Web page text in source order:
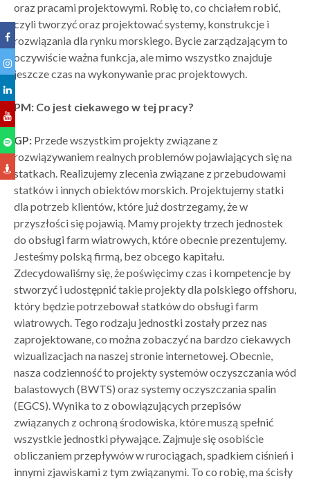
oraz pracami projektowymi. Robię to, co chciałem robić,
czyli tworzyć oraz projektować systemy, konstrukcje i
rozwiązania dla rynku morskiego. Bycie zarządzającym to
oczywiście ważna funkcja, ale mimo wszystko znajduje
jeszcze czas na wykonywanie prac projektowych.
PM: Co jest ciekawego w tej pracy?
GP: Przede wszystkim projekty związane z
rozwiązywaniem realnych problemów pojawiających się na
statkach. Realizujemy zlecenia związane z przebudowami
statków i innych obiektów morskich. Projektujemy statki
dla potrzeb klientów, które już dostrzegamy, że w
przyszłości się pojawią. Mamy projekty trzech jednostek
do obsługi farm wiatrowych, które obecnie prezentujemy.
Jesteśmy polską firmą, bez obcego kapitału.
Zdecydowaliśmy się, że poświęcimy czas i kompetencje by
stworzyć i udostępnić takie projekty dla polskiego offshoru,
który będzie potrzebował statków do obsługi farm
wiatrowych. Tego rodzaju jednostki zostały przez nas
zaprojektowane, co można zobaczyć na bardzo ciekawych
wizualizacjach na naszej stronie internetowej. Obecnie,
nasza codzienność to projekty systemów oczyszczania wód
balastowych (BWTS) oraz systemy oczyszczania spalin
(EGCS). Wynika to z obowiązujących przepisów
związanych z ochroną środowiska, które muszą spełnić
wszystkie jednostki pływające. Zajmuje się osobiście
obliczaniem przepływów w rurociągach, spadkiem ciśnień i
innymi zjawiskami z tym związanymi. To co robię, ma ścisły